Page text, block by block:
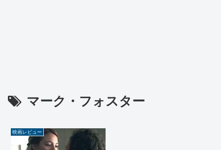
マーク・フォスター
映画レビュー